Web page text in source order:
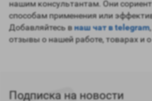
нашим консультантам. Они
способам применения или
Добавляйтесь внаш чат в telegram
отзывы о нашей работе, товарах и
Подписка на новости